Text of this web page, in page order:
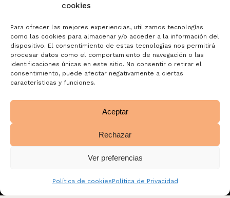
cookies
Para ofrecer las mejores experiencias, utilizamos tecnologías
como las cookies para almacenar y/o acceder a la información del
dispositivo. El consentimiento de estas tecnologías nos permitirá
procesar datos como el comportamiento de navegación o las
identificaciones únicas en este sitio. No consentir o retirar el
consentimiento, puede afectar negativamente a ciertas
características y funciones.
Aceptar
Rechazar
Ver preferencias
Política de cookiesPolítica de Privacidad
terceros. Tienes derecho a acceder, rectificar y
explica en nuestra política de privacidad:
https://www.adelopd.com/privacidad/turrones-
jose-garrigos-sa